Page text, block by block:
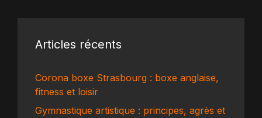
Articles récents
Corona boxe Strasbourg : boxe anglaise,
fitness et loisir
Gymnastique artistique : principes, agrès et